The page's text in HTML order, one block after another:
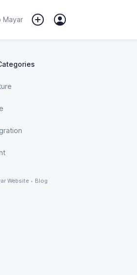
Mayar
Website • Blog